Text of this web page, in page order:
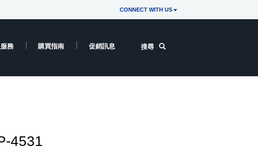
CONNECT WITH US
務 購買指南 促銷訊息 搜尋
4531